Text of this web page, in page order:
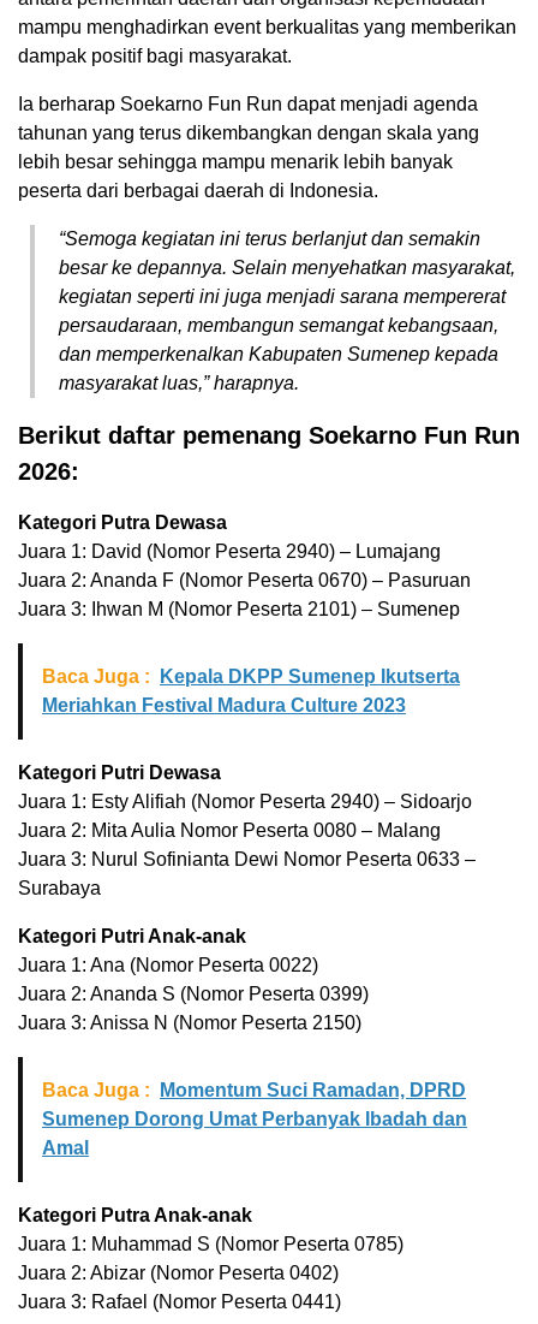
mampu menghadirkan event berkualitas yang memberikan
dampak positif bagi masyarakat.
Ia berharap Soekarno Fun Run dapat menjadi agenda
tahunan yang terus dikembangkan dengan skala yang
lebih besar sehingga mampu menarik lebih banyak
peserta dari berbagai daerah di Indonesia.
“Semoga kegiatan ini terus berlanjut dan semakin
besar ke depannya. Selain menyehatkan masyarakat,
kegiatan seperti ini juga menjadi sarana mempererat
persaudaraan, membangun semangat kebangsaan,
dan memperkenalkan Kabupaten Sumenep kepada
masyarakat luas,” harapnya.
Berikut daftar pemenang Soekarno Fun Run
2026:
Kategori Putra Dewasa
Juara 1: David (Nomor Peserta 2940) – Lumajang
Juara 2: Ananda F (Nomor Peserta 0670) – Pasuruan
Juara 3: Ihwan M (Nomor Peserta 2101) – Sumenep
Baca Juga :
Kepala DKPP Sumenep Ikutserta
Meriahkan Festival Madura Culture 2023
Kategori Putri Dewasa
Juara 1: Esty Alifiah (Nomor Peserta 2940) – Sidoarjo
Juara 2: Mita Aulia Nomor Peserta 0080 – Malang
Juara 3: Nurul Sofinianta Dewi Nomor Peserta 0633 –
Surabaya
Kategori Putri Anak-anak
Juara 1: Ana (Nomor Peserta 0022)
Juara 2: Ananda S (Nomor Peserta 0399)
Juara 3: Anissa N (Nomor Peserta 2150)
Baca Juga :
Momentum Suci Ramadan, DPRD
Sumenep Dorong Umat Perbanyak Ibadah dan
Amal
Kategori Putra Anak-anak
Juara 1: Muhammad S (Nomor Peserta 0785)
Juara 2: Abizar (Nomor Peserta 0402)
Juara 3: Rafael (Nomor Peserta 0441)